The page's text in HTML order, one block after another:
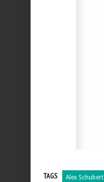
TAGS Alex Schubert